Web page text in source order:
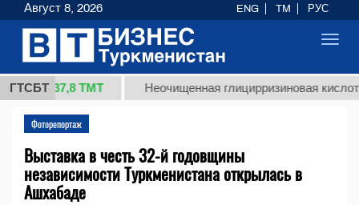
ГТСБТ
37,8 ТМТ Неочищенная глицирризиновая кислота
Фоторепортаж
Выставка в честь 32-й годовщины
независимости Туркменистана открылась в
Ашхабаде
Август 8, 2026 ENG TM РУС